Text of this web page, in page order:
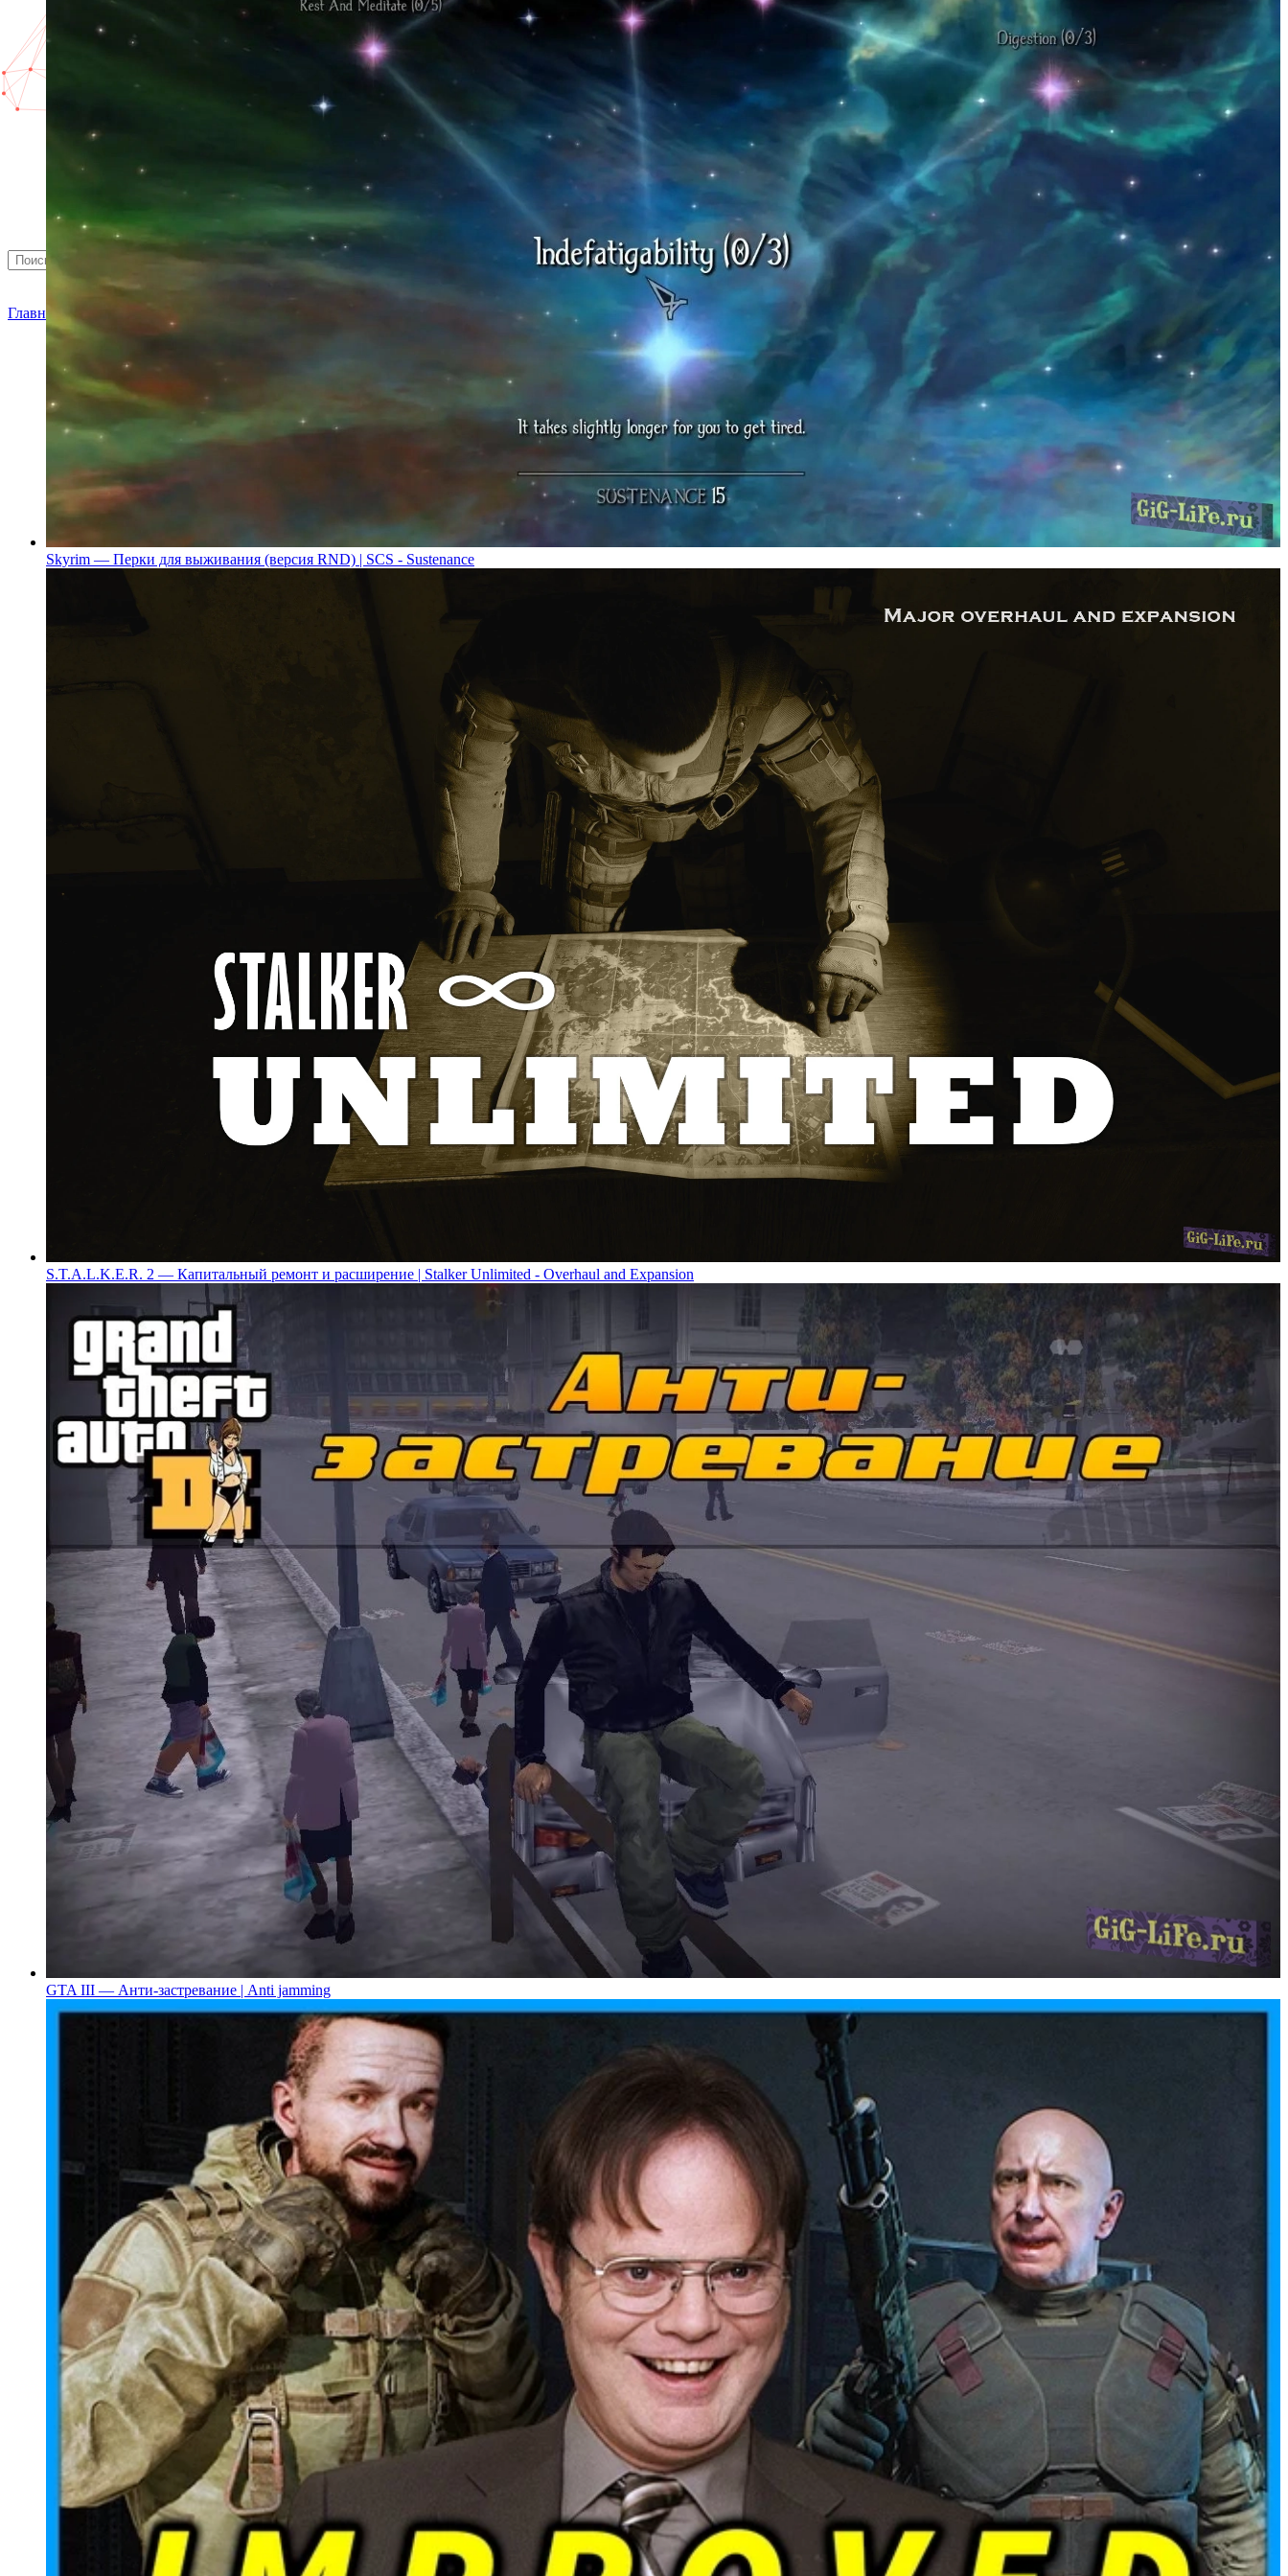
<-- Цвет для элементов
Цвет текста в блоках
Прозрачность фона:
0.4
Сбросить оформление
Найти
Главная » » Call of Duty: Black Ops 4 - первые оценки
Skyrim — Перки для выживания (версия RND) | SCS - Sustenance
S.T.A.L.K.E.R. 2 — Капитальный ремонт и расширение | Stalker Unlimited - Overhaul and Expansion
GTA III — Анти-застревание | Anti jamming